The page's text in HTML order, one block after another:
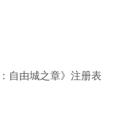
自由城之章》注册表